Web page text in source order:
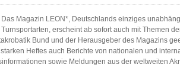
Das Magazin LEON*, Deutschlands einziges
Turnsportarten, erscheint ab sofort auch mit Themen
Bund und der Herausgeber des Magazins
Heftes auch Berichte von nationalen und
sowie Meldungen aus der weltweiten